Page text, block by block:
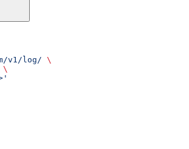
v1/log/ \
\